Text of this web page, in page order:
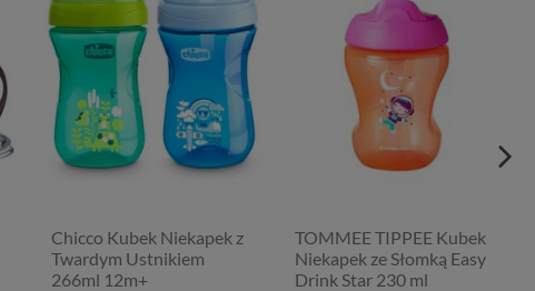
Chicco Kubek Niekapek z
Twardym Ustnikiem
266ml 12m+
TOMMEE TIPPEE Kubek
Niekapek ze Słomką Easy
Drink Star 230 ml